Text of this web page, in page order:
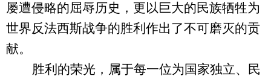
屡遭侵略的屈辱历史，更以巨大的民族牺牲为
世界反法西斯战争的胜利作出了不可磨灭的贡
献。
胜利的荣光，属于每一位为国家独立、民